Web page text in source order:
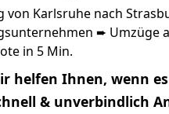
von Karlsruhe nach
➨ Umzüge
in 5 Min.
helfen Ihnen, wenn
& unverbindlich